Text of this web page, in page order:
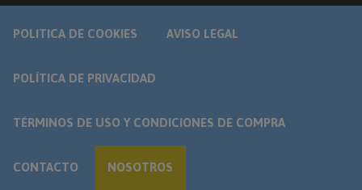
POLITICA DE COOKIES AVISO LEGAL
POLÍTICA DE PRIVACIDAD
TÉRMINOS DE USO Y CONDICIONES DE COMPRA
CONTACTO NOSOTROS